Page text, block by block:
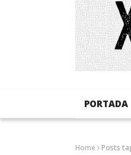
PORTADA
Home Posts